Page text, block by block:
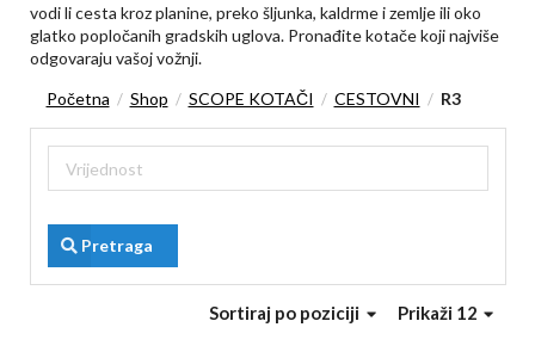
vodi li cesta kroz planine, preko šljunka, kaldrme i zemlje ili oko
glatko popločanih gradskih uglova. Pronađite kotače koji najviše
odgovaraju vašoj vožnji.
Početna / Shop / SCOPE KOTAČI / CESTOVNI / R3
Pretraga
Prikaži 12
Sortiraj po poziciji